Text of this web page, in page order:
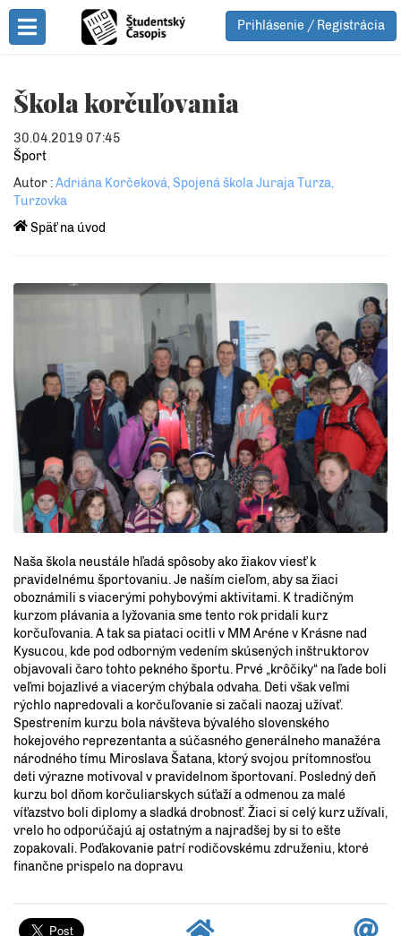
Toggle Menu
Prihlásenie / Registrácia
Škola korčuľovania
30.04.2019 07:45
Šport
Autor :Adriána Korčeková, Spojená škola Juraja Turza,
Turzovka
Späť na úvod
Naša škola neustále hľadá spôsoby ako žiakov viesť k
pravidelnému športovaniu. Je naším cieľom, aby sa žiaci
oboznámili s viacerými pohybovými aktivitami. K tradičným
kurzom plávania a lyžovania sme tento rok pridali kurz
korčuľovania. A tak sa piataci ocitli v MM Aréne v Krásne nad
Kysucou, kde pod odborným vedením skúsených inštruktorov
objavovali čaro tohto pekného športu. Prvé „krôčiky“ na ľade boli
veľmi bojazlivé a viacerým chýbala odvaha. Deti však veľmi
rýchlo napredovali a korčuľovanie si začali naozaj užívať.
Spestrením kurzu bola návšteva bývalého slovenského
hokejového reprezentanta a súčasného generálneho manažéra
národného tímu Miroslava Šatana, ktorý svojou prítomnosťou
deti výrazne motivoval v pravidelnom športovaní. Posledný deň
kurzu bol dňom korčuliarskych súťaží a odmenou za malé
víťazstvo boli diplomy a sladká drobnosť. Žiaci si celý kurz užívali,
vrelo ho odporúčajú aj ostatným a najradšej by si to ešte
zopakovali. Poďakovanie patrí rodičovskému združeniu, ktoré
finančne prispelo na dopravu